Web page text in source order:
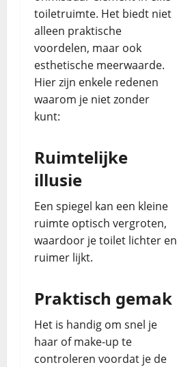
toiletruimte. Het biedt niet
alleen praktische
voordelen, maar ook
esthetische meerwaarde.
Hier zijn enkele redenen
waarom je niet zonder
kunt:
Ruimtelijke
illusie
Een spiegel kan een kleine
ruimte optisch vergroten,
waardoor je toilet lichter en
ruimer lijkt.
Praktisch gemak
Het is handig om snel je
haar of make-up te
controleren voordat je de